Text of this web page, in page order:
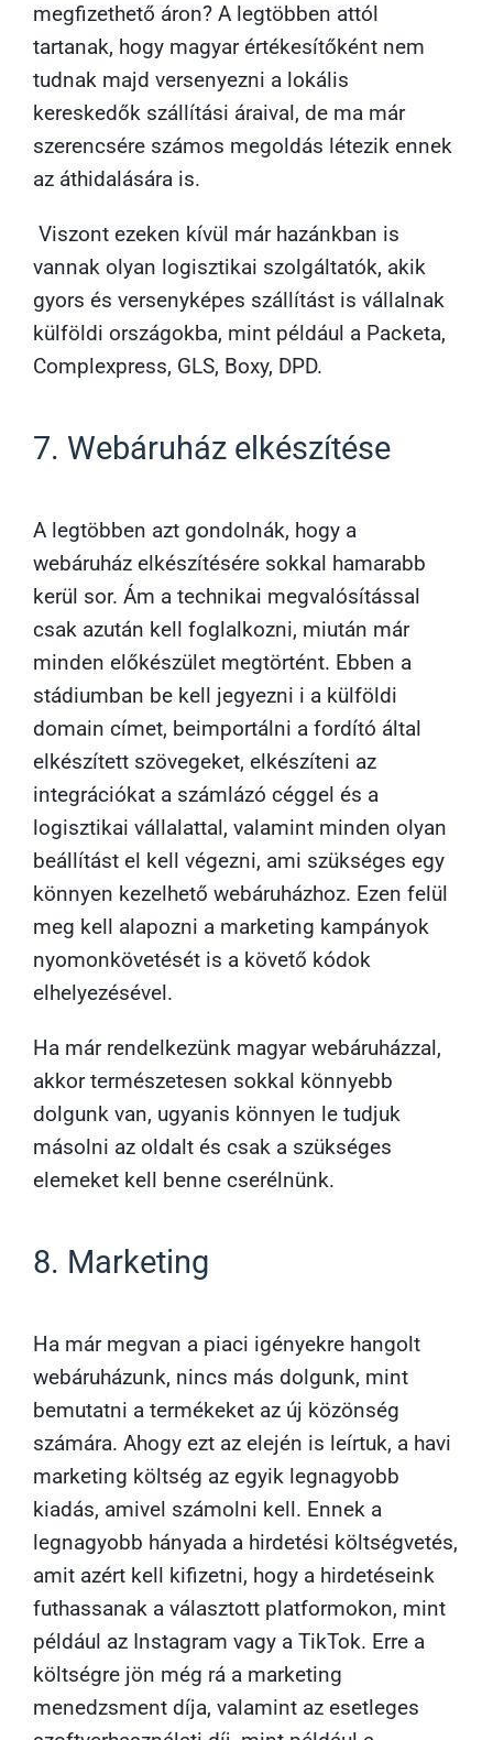
megfizethető áron? A legtöbben attól
tartanak, hogy magyar értékesítőként nem
tudnak majd versenyezni a lokális
kereskedők szállítási áraival, de ma már
szerencsére számos megoldás létezik ennek
az áthidalására is.
Viszont ezeken kívül már hazánkban is
vannak olyan logisztikai szolgáltatók, akik
gyors és versenyképes szállítást is vállalnak
külföldi országokba, mint például a Packeta,
Complexpress, GLS, Boxy, DPD.
7. Webáruház elkészítése
A legtöbben azt gondolnák, hogy a
webáruház elkészítésére sokkal hamarabb
kerül sor. Ám a technikai megvalósítással
csak azután kell foglalkozni, miután már
minden előkészület megtörtént. Ebben a
stádiumban be kell jegyezni i a külföldi
domain címet, beimportálni a fordító által
elkészített szövegeket, elkészíteni az
integrációkat a számlázó céggel és a
logisztikai vállalattal, valamint minden olyan
beállítást el kell végezni, ami szükséges egy
könnyen kezelhető webáruházhoz. Ezen felül
meg kell alapozni a marketing kampányok
nyomonkövetését is a követő kódok
elhelyezésével.
Ha már rendelkezünk magyar webáruházzal,
akkor természetesen sokkal könnyebb
dolgunk van, ugyanis könnyen le tudjuk
másolni az oldalt és csak a szükséges
elemeket kell benne cserélnünk.
8. Marketing
Ha már megvan a piaci igényekre hangolt
webáruházunk, nincs más dolgunk, mint
bemutatni a termékeket az új közönség
számára. Ahogy ezt az elején is leírtuk, a havi
marketing költség az egyik legnagyobb
kiadás, amivel számolni kell. Ennek a
legnagyobb hányada a hirdetési költségvetés,
amit azért kell kifizetni, hogy a hirdetéseink
futhassanak a választott platformokon, mint
például az Instagram vagy a TikTok. Erre a
költségre jön még rá a marketing
menedzsment díja, valamint az esetleges